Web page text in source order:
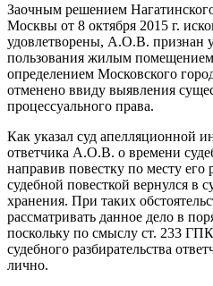
Заочным решением
Москвы от 8 октября 2015 г.
удовлетворены, А.О.В. признан
пользования жилым
определением Московского
отменено ввиду выявления
процессуального права.
Как указал суд апелляционной
ответчика А.О.В. о времени
направив повестку по месту его
судебной повесткой вернулся в
хранения. При таких
рассматривать данное дело в
поскольку по смыслу ст. 233
судебного разбирательства
лично.